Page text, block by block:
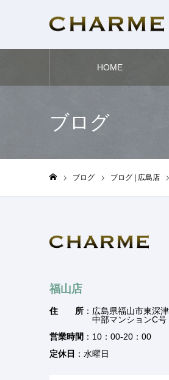
HOME
ブログ
ブログ ブログ | 広島店
福山店
住 所 ：広島県福山市東深
中部マンションC号
営業時間 ：10：00-20：00
定休日 ：水曜日